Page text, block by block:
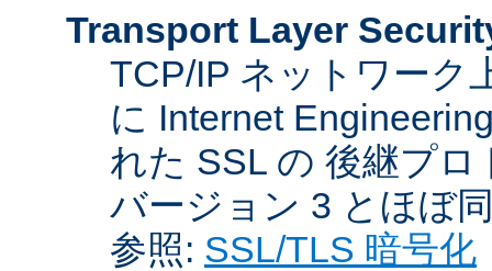
Transport Layer
TCP/IP ネットワーク
に Internet
れた SSL の 後継プ
バージョン 3 とほぼ
参照: SSL/TLS 暗号化